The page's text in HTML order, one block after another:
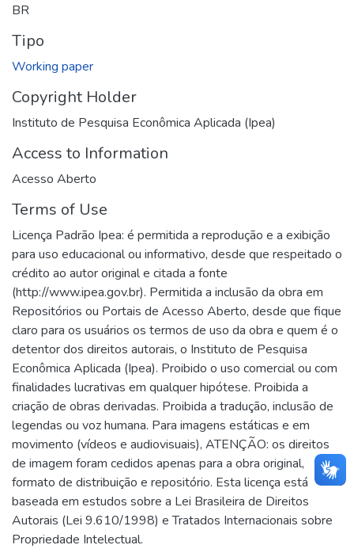
BR
Tipo
Working paper
Copyright Holder
Instituto de Pesquisa Econômica Aplicada (Ipea)
Access to Information
Acesso Aberto
Terms of Use
Licença Padrão Ipea: é permitida a reprodução e a exibição
para uso educacional ou informativo, desde que respeitado o
crédito ao autor original e citada a fonte
(http://www.ipea.gov.br). Permitida a inclusão da obra em
Repositórios ou Portais de Acesso Aberto, desde que fique
claro para os usuários os termos de uso da obra e quem é o
detentor dos direitos autorais, o Instituto de Pesquisa
Econômica Aplicada (Ipea). Proibido o uso comercial ou com
finalidades lucrativas em qualquer hipótese. Proibida a
criação de obras derivadas. Proibida a tradução, inclusão de
legendas ou voz humana. Para imagens estáticas e em
movimento (vídeos e audiovisuais), ATENÇÃO: os direitos
de imagem foram cedidos apenas para a obra original,
formato de distribuição e repositório. Esta licença está
baseada em estudos sobre a Lei Brasileira de Direitos
Autorais (Lei 9.610/1998) e Tratados Internacionais sobre
Propriedade Intelectual.